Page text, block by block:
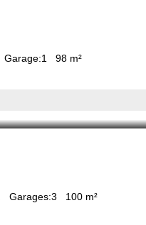
Garage:1 98 m²
Garages:3 100 m²